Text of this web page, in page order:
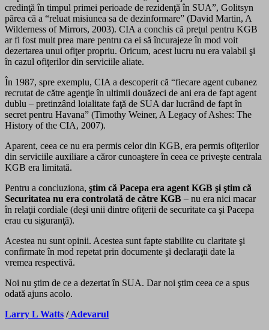
credinţă în timpul primei perioade de rezidenţă în SUA”, Golitsyn
părea că a “reluat misiunea sa de dezinformare” (David Martin, A
Wilderness of Mirrors, 2003). CIA a conchis că preţul pentru KGB
ar fi fost mult prea mare pentru ca ei să încurajeze în mod voit
dezertarea unui ofiţer propriu. Oricum, acest lucru nu era valabil şi
în cazul ofiţerilor din serviciile aliate.
În 1987, spre exemplu, CIA a descoperit că “fiecare agent cubanez
recrutat de către agenţie în ultimii douăzeci de ani era de fapt agent
dublu – pretinzând loialitate faţă de SUA dar lucrând de fapt în
secret pentru Havana” (Timothy Weiner, A Legacy of Ashes: The
History of the CIA, 2007).
Aparent, ceea ce nu era permis celor din KGB, era permis ofiţerilor
din serviciile auxiliare a căror cunoaştere în ceea ce priveşte centrala
KGB era limitată.
Pentru a concluziona, ştim că Pacepa era agent KGB şi ştim că
Securitatea nu era controlată de către KGB – nu era nici macar
în relaţii cordiale (deşi unii dintre ofiţerii de securitate ca şi Pacepa
erau cu siguranţă).
Acestea nu sunt opinii. Acestea sunt fapte stabilite cu claritate şi
confirmate în mod repetat prin documente şi declaraţii date la
vremea respectivă.
Noi nu ştim de ce a dezertat în SUA. Dar noi ştim ceea ce a spus
odată ajuns acolo.
Larry L Watts /Adevarul